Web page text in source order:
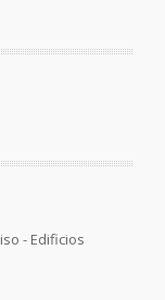
- Edificios